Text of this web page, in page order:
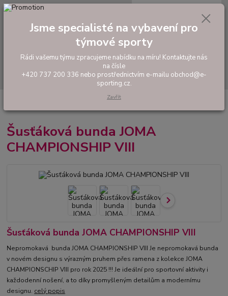
Hledat
tel: +420 737 200 336
0,00 Kč
Oblečení do deště
CHAMPIONSHIP VIII
Šusťáková bunda JOMA
CHAMPIONSHIP VIII
Šusťáková bunda JOMA CHAMPIONSHIP VIII
Nepromokavá bunda JOMA CHAMPIONSHIP VIII Je nepromokavá bunda
v novém designu s výrazným pruhem přes ramena z kolekce JOMA
CHAMPIONSCHIP VIII pro rok 2025 !!! Je ideální pro sportovní aktivity i
každodenní nošení, a to díky promyšleným detailům a modernímu
designu. celý popis
Jsme specialisté na vybavení pro
týmové sporty
Rádi vašemu týmu zpracujeme nabídku na míru! Kontaktujte nás
na čísle
+420 737 200 336 nebo prostřednictvím e-mailu obchod@e-
sporting.cz.
Zavřít